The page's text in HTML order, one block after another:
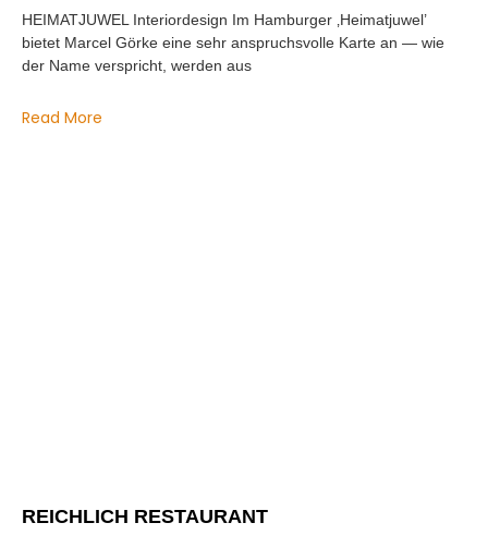
HEIMATJUWEL Interiordesign Im Hamburger ‚Heimatjuwel’
bietet Marcel Görke eine sehr anspruchsvolle Karte an — wie
der Name verspricht, werden aus
Read More
REICHLICH RESTAURANT